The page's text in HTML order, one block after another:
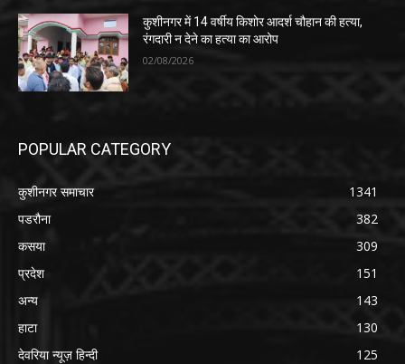
कुशीनगर में 14 वर्षीय किशोर आदर्श चौहान की हत्या,
रंगदारी न देने का हत्या का आरोप
02/08/2026
POPULAR CATEGORY
कुशीनगर समाचार
1341
पडरौना
382
कसया
309
प्रदेश
151
अन्य
143
हाटा
130
देवरिया न्यूज़ हिन्दी
125